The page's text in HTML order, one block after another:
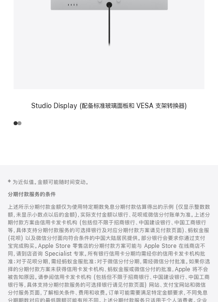
Studio Display (配备标准玻璃面板和 VESA 支架转换器)
页
页
脚
注
‡ 为近似值。金额可能随时间变动。
分期付款服务的条件
上述所示分期付款金额仅为使用特定期数免息分期付款估算得出的示例 (仅显示整数数
额，未显示小数点以后的金额)，实际支付金额以银行、花呗或微信分付账单为准。上述分
期付款方案由信用卡发卡机构 (包括但不限于招商银行、中国建设银行、中国工商银行
等，具体支持分期付款服务的可选择银行及对应分期付款方案请见付款页面)、蚂蚁金服
(花呗) 以及微信分付面向符合条件的中国大陆居民提供。部分银行会要求你通过支付
宝完成购买。Apple Store 零售店的分期付款方案可能与 Apple Store 在线商店不
同，请到店咨询 Specialist 专家。所有银行信用卡分期均需经你的信用卡发卡机构批
准；对于花呗分期，需经蚂蚁金服批准；对于微信分付分期，需经微信分付批准。如果你选
择的分期付款方案未获得信用卡发卡机构、蚂蚁金服或微信分付的批准，Apple 将不会
被告知原因。请参阅信用卡发卡机构 (包括但不限于招商银行、中国建设银行、中国工商
银行等，具体支持分期付款服务的可选择银行请见付款页面) 网站、支付宝网站和微信
分付服务页面，了解相关条件、费用和收费。订单可能需要满足特定金额要求，不同免息
分期期数对应的最低限额可能有所不同。上述分期付款服务只适用于个人消费者。企业